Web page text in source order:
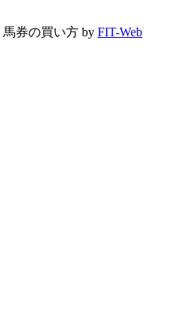
馬券の買い方 by FIT-Web